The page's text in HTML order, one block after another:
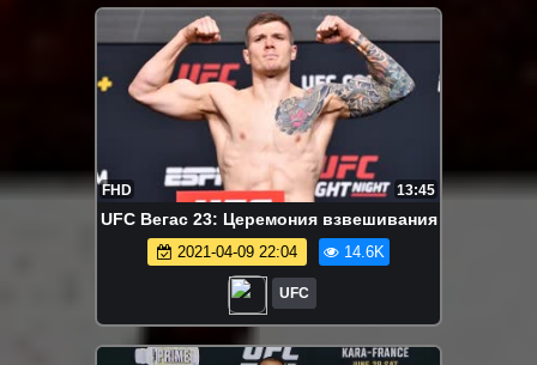
FHD 13:45
UFC Вегас 23: Церемония взвешивания
2021-04-09 22:04 14.6K
UFC